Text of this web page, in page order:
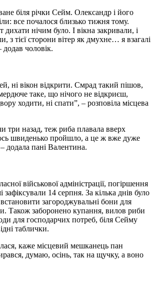
біля річки Сейм. Олександр і його
все почалося близько тижня тому.
дихати нічим було. І вікна закривали, і
з тієї сторони вітер як дмухне… я взагалі
додав чоловік.
ні вікон відкрити. Смрад такий пішов,
таке, що нічого не відкриєш,
ходити, ні спати”, – розповіла місцева
три назад, теж риба плавала вверх
швиденько пройшло, а це ж вже дуже
додала пані Валентина.
військової адміністрації, погіршення
зафіксували 14 серпня. За кілька днів було
загороджувальні бони для
Також заборонено купання, вилов риби
для господарчих потреб, біля Сейму
таблички.
каже місцевий мешканець пан
думаю, осінь, так на щучку, а воно